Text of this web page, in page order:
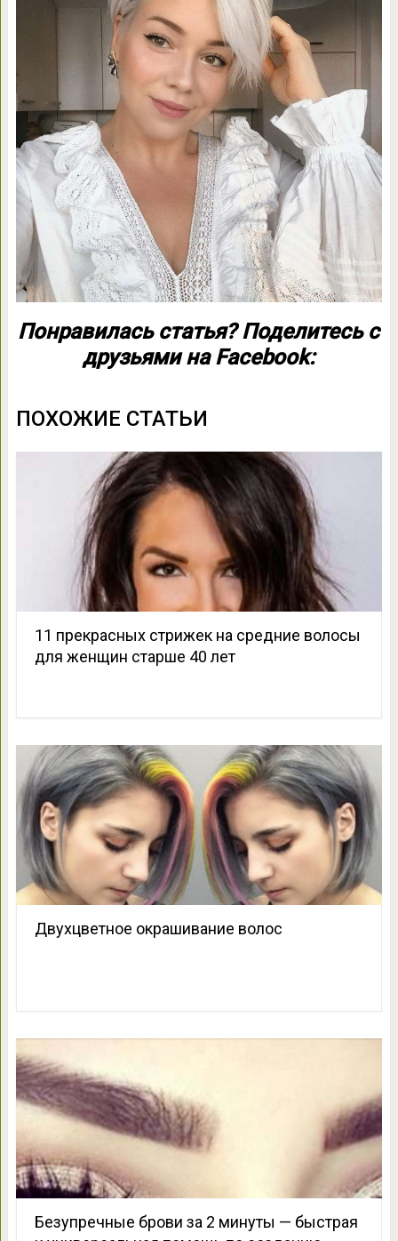
Понравилась статья? Поделитесь с
друзьями на Facebook:
ПОХОЖИЕ СТАТЬИ
11 прекрасных стрижек на средние волосы
для женщин старше 40 лет
Двухцветное окрашивание волос
Безупречные брови за 2 минуты — быстрая